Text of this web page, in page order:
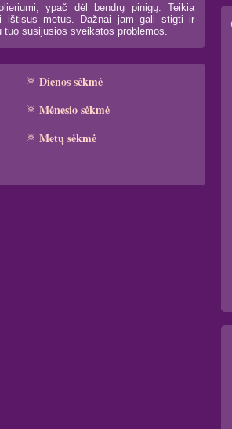
ypač dėl bendrų pinigų. Teikia
ištisus metus. Dažnai jam gali stigti ir
susijusios sveikatos problemos.
Dienos sėkmė
Mėnesio sėkmė
Metų sėkmė